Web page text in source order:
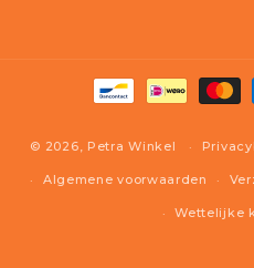
© 2026, Petra Winkel
Algemene voorwaarden
Wettelijke